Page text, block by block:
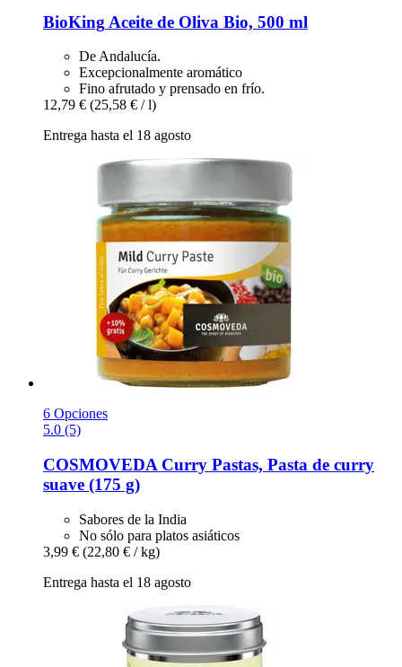
BioKing Aceite de Oliva Bio, 500 ml
De Andalucía.
Excepcionalmente aromático
Fino afrutado y prensado en frío.
12,79 € (25,58 € / l)
Entrega hasta el 18 agosto
6 Opciones
5.0 (5)
COSMOVEDA Curry Pastas, Pasta de curry
suave (175 g)
Sabores de la India
No sólo para platos asiáticos
3,99 € (22,80 € / kg)
Entrega hasta el 18 agosto